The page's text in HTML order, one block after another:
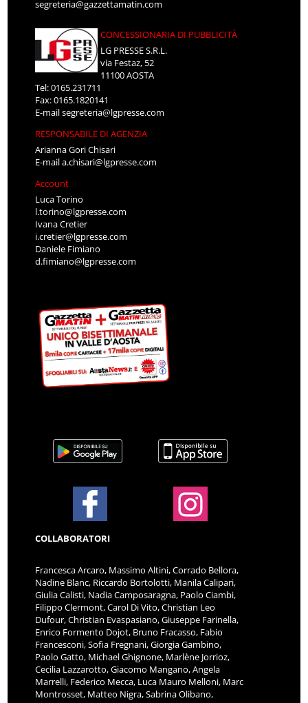
segreteria@gazzettamatin.com
CONCESSIONARIA DI PUBBLICITÀ
LG PRESSE S.R.L.
via Festaz, 52
11100 AOSTA
Tel: 0165.231711
Fax: 0165.1820141
E-mailsegreteria@lgpresse.com
RESPONSABILE DI AGENZIA
Arianna Gori Chisari
E-maila.chisari@lgpresse.com
Account
Luca Torino
l.torino@lgpresse.com
Ivana Cretier
i.cretier@lgpresse.com
Daniele Fimiano
d.fimiano@lgpresse.com
COLLABORATORI
Francesca Arcaro, Massimo Altini, Corrado Bellora,
Nadine Blanc, Riccardo Bortolotti, Manila Calipari,
Giulia Calisti, Nadia Camposaragna, Paolo Ciambi,
Filippo Clermont, Carol Di Vito, Christian Leo
Dufour, Christian Evaspasiano, Giuseppe Farinella,
Enrico Formento Dojot, Bruno Fracasso, Fabio
Francesconi, Sofia Fregnani, Giorgia Gambino,
Paolo Gatto, Michael Ghignone, Marlène Jorrioz,
Cecilia Lazzarotto, Giacomo Mangano, Angela
Marrelli, Federico Mecca, Luca Mauro Melloni, Marc
Montrosset, Matteo Nigra, Sabrina Olibano,